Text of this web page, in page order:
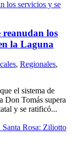
reanudan los
la Laguna
, Regionales,
el sistema de
Don Tomás supera
y se ratificó...